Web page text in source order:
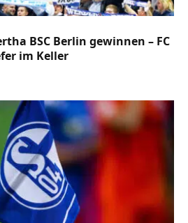
BSC Berlin gewinnen – FC
im Keller